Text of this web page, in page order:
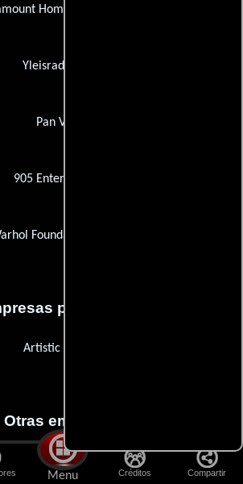
Menu Créditos Compartir
Home Entertainment
Yleisradio (YLE)
Pan Vision
905 Entertainment
Foundation for the Visual Arts
productoras
Artistic License
Otras empresas
Army of Occupation, The